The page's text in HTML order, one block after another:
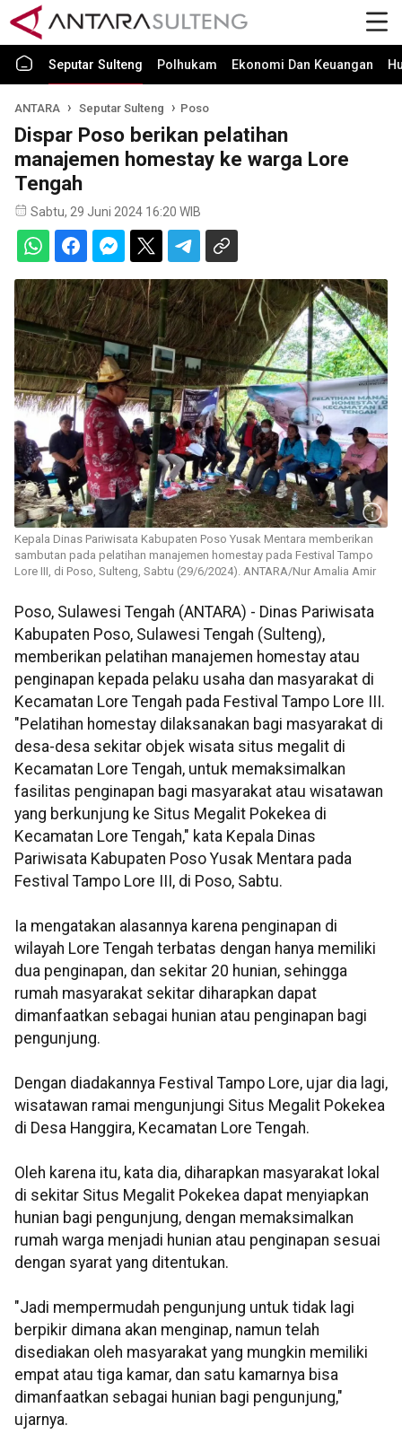
Seputar Sulteng Polhukam Ekonomi Dan Keuangan
ANTARA Seputar Sulteng Poso
Dispar Poso berikan pelatihan
manajemen homestay ke warga Lore
Tengah
Sabtu, 29 Juni 2024 16:20 WIB
Kepala Dinas Pariwisata Kabupaten Poso Yusak Mentara memberikan
sambutan pada pelatihan manajemen homestay pada Festival Tampo
Lore III, di Poso, Sulteng, Sabtu (29/6/2024). ANTARA/Nur Amalia Amir
Poso, Sulawesi Tengah (ANTARA) - Dinas Pariwisata
Kabupaten Poso, Sulawesi Tengah (Sulteng),
memberikan pelatihan manajemen homestay atau
penginapan kepada pelaku usaha dan masyarakat di
Kecamatan Lore Tengah pada Festival Tampo Lore III.
"Pelatihan homestay dilaksanakan bagi masyarakat di
desa-desa sekitar objek wisata situs megalit di
Kecamatan Lore Tengah, untuk memaksimalkan
fasilitas penginapan bagi masyarakat atau wisatawan
yang berkunjung ke Situs Megalit Pokekea di
Kecamatan Lore Tengah," kata Kepala Dinas
Pariwisata Kabupaten Poso Yusak Mentara pada
Festival Tampo Lore III, di Poso, Sabtu.
Ia mengatakan alasannya karena penginapan di
wilayah Lore Tengah terbatas dengan hanya memiliki
dua penginapan, dan sekitar 20 hunian, sehingga
rumah masyarakat sekitar diharapkan dapat
dimanfaatkan sebagai hunian atau penginapan bagi
pengunjung.
Dengan diadakannya Festival Tampo Lore, ujar dia lagi,
wisatawan ramai mengunjungi Situs Megalit Pokekea
di Desa Hanggira, Kecamatan Lore Tengah.
Oleh karena itu, kata dia, diharapkan masyarakat lokal
di sekitar Situs Megalit Pokekea dapat menyiapkan
hunian bagi pengunjung, dengan memaksimalkan
rumah warga menjadi hunian atau penginapan sesuai
dengan syarat yang ditentukan.
"Jadi mempermudah pengunjung untuk tidak lagi
berpikir dimana akan menginap, namun telah
disediakan oleh masyarakat yang mungkin memiliki
empat atau tiga kamar, dan satu kamarnya bisa
dimanfaatkan sebagai hunian bagi pengunjung,"
ujarnya.